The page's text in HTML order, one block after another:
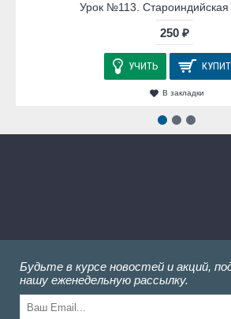
Урок №113. Староиндийская
250 ₽
УЧИТЬ
В закладки
Будьте в курсе новостей и акций,
нашу еженедельную рассылку.